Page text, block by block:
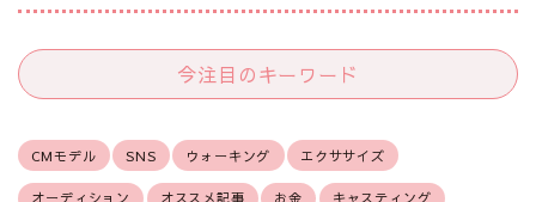
今注目のキーワード
CMモデル SNS ウォーキング エクササイズ
オーディション オススメ記事 お金 キャスティング